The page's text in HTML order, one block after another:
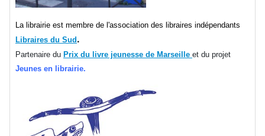
La librairie est membre de l'association des libraires indépendants
Libraires du Sud .
Partenaire du Prix du livre jeunesse de Marseille et du projet
Jeunes en librairie.